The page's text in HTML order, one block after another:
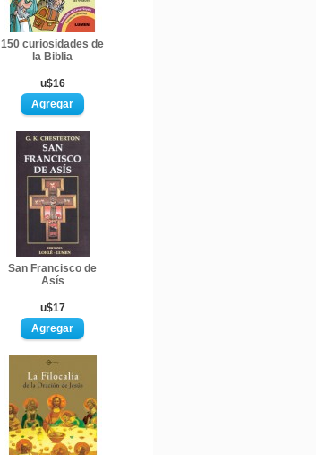
150 curiosidades de
la Biblia
u$16
San Francisco de
Asís
u$17